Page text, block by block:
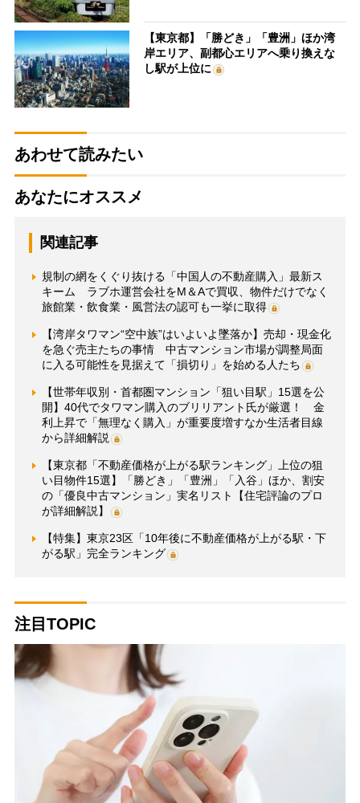
【東京都】「勝どき」「豊洲」ほか湾
岸エリア、副都心エリアへ乗り換えな
し駅が上位に
あわせて読みたい
あなたにオススメ
関連記事
規制の網をくぐり抜ける「中国人の不動産購入」最新ス
キーム ラブホ運営会社をM＆Aで買収、物件だけでなく
旅館業・飲食業・風営法の認可も一挙に取得
【湾岸タワマン“空中族”はいよいよ墜落か】売却・現金化
を急ぐ売主たちの事情 中古マンション市場が調整局面
に入る可能性を見据えて「損切り」を始める人たち
【世帯年収別・首都圏マンション「狙い目駅」15選を公
開】40代でタワマン購入のブリリアント氏が厳選！ 金
利上昇で「無理なく購入」が重要度増すなか生活者目線
から詳細解説
【東京都「不動産価格が上がる駅ランキング」上位の狙
い目物件15選】「勝どき」「豊洲」「入谷」ほか、割安
の「優良中古マンション」実名リスト【住宅評論のプロ
が詳細解説】
【特集】東京23区「10年後に不動産価格が上がる駅・下
がる駅」完全ランキング
注目TOPIC